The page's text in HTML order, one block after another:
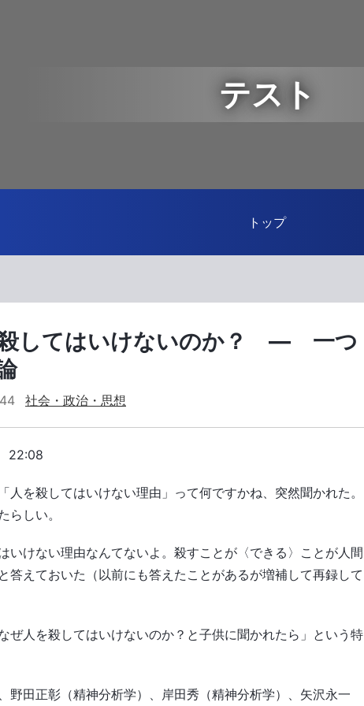
テスト
トップ
殺してはいけないのか？ ― 一つ
社会・政治・思想
22:08
人を殺してはいけない理由」って何ですかね、突然聞かれた。
らしい。
いけない理由なんてないよ。殺すことが〈できる〉ことが人間
答えておいた（以前にも答えたことがあるが増補して再録して
ぜ人を殺してはいけないのか？と子供に聞かれたら」という特
野田正彰（精神分析学）、岸田秀（精神分析学）、矢沢永一